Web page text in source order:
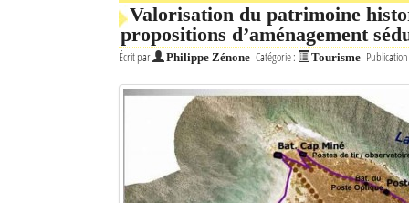
Valorisation du patrimoine
propositions d’aménagement
Écrit par Philippe Zénone Catégorie : Tourisme